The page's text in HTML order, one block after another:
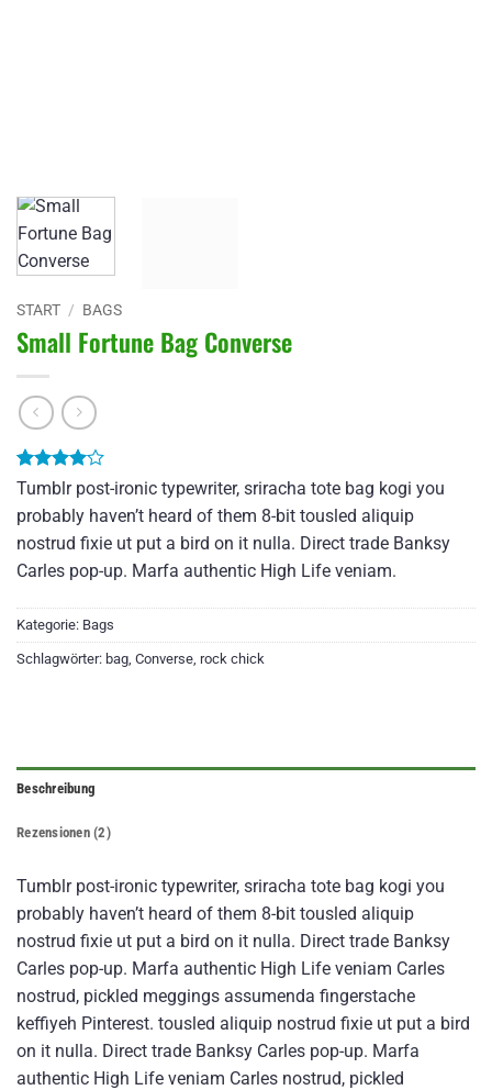
START / BAGS
Small Fortune Bag Converse
Bewertet
von 5,
basierend
auf
2
Kundenbewertungen
Tumblr post-ironic typewriter, sriracha tote bag kogi you
probably haven’t heard of them 8-bit tousled aliquip
nostrud fixie ut put a bird on it nulla. Direct trade Banksy
Carles pop-up. Marfa authentic High Life veniam.
Kategorie: Bags
Schlagwörter: bag Converse rock chick
Beschreibung
Rezensionen (2)
Tumblr post-ironic typewriter, sriracha tote bag kogi you
probably haven’t heard of them 8-bit tousled aliquip
nostrud fixie ut put a bird on it nulla. Direct trade Banksy
Carles pop-up. Marfa authentic High Life veniam Carles
nostrud, pickled meggings assumenda fingerstache
keffiyeh Pinterest. tousled aliquip nostrud fixie ut put a bird
on it nulla. Direct trade Banksy Carles pop-up. Marfa
authentic High Life veniam Carles nostrud, pickled